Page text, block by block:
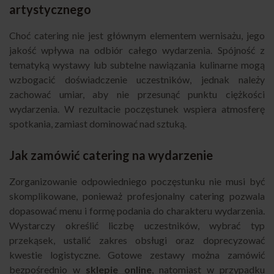
artystycznego
Choć catering nie jest głównym elementem wernisażu, jego
jakość wpływa na odbiór całego wydarzenia. Spójność z
tematyką wystawy lub subtelne nawiązania kulinarne mogą
wzbogacić doświadczenie uczestników, jednak należy
zachować umiar, aby nie przesunąć punktu ciężkości
wydarzenia. W rezultacie poczęstunek wspiera atmosferę
spotkania, zamiast dominować nad sztuką.
Jak zamówić catering na wydarzenie
Zorganizowanie odpowiedniego poczęstunku nie musi być
skomplikowane, ponieważ profesjonalny catering pozwala
dopasować menu i formę podania do charakteru wydarzenia.
Wystarczy określić liczbę uczestników, wybrać typ
przekąsek, ustalić zakres obsługi oraz doprecyzować
kwestie logistyczne. Gotowe zestawy można zamówić
bezpośrednio w sklepie online, natomiast w przypadku